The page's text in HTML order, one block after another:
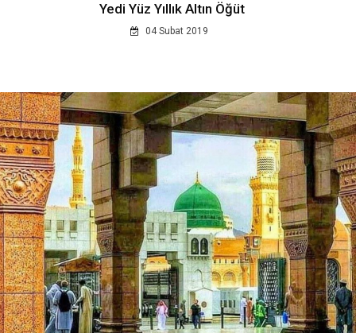
Yedi Yüz Yıllık Altın Öğüt
04 Subat 2019